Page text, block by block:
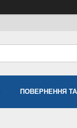
ПОВЕРНЕННЯ